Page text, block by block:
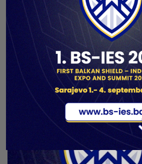
ABOUT US
As a government authorized defense
concern,Unis GROUPis the leading
and military equipment in Bosnia and